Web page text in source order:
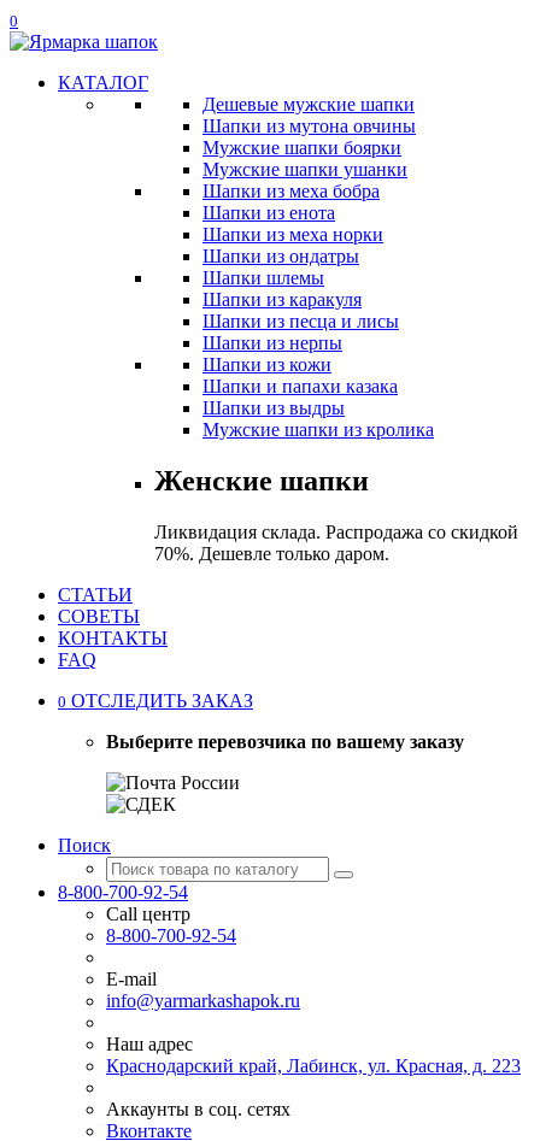
0
КАТАЛОГ
Дешевые мужские шапки
Шапки из мутона овчины
Мужские шапки боярки
Мужские шапки ушанки
Шапки из меха бобра
Шапки из енота
Шапки из меха норки
Шапки из ондатры
Шапки шлемы
Шапки из каракуля
Шапки из песца и лисы
Шапки из нерпы
Шапки из кожи
Шапки и папахи казака
Шапки из выдры
Мужские шапки из кролика
Женские шапки
Ликвидация склада. Распродажа со скидкой
70%. Дешевле только даром.
СТАТЬИ
СОВЕТЫ
КОНТАКТЫ
FAQ
0 ОТСЛЕДИТЬ ЗАКАЗ
Выберите перевозчика по вашему заказу
Поиск
8-800-700-92-54
Call центр
8-800-700-92-54
E-mail
info@yarmarkashapok.ru
Наш адрес
Краснодарский край, Лабинск, ул. Красная, д. 223
Аккаунты в соц. сетях
Вконтакте